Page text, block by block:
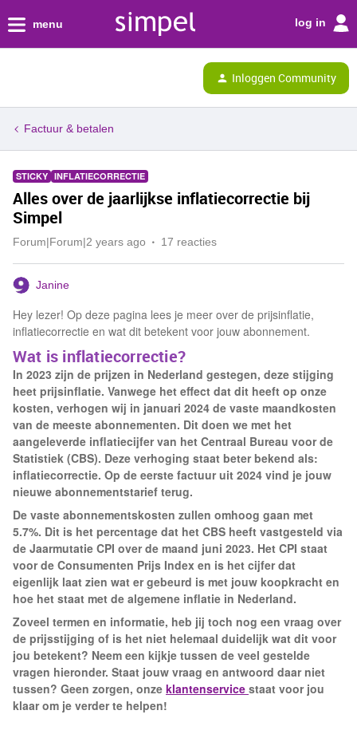
menu log in
Inloggen Community
Factuur & betalen
STICKY INFLATIECORRECTIE
Alles over de jaarlijkse inflatiecorrectie bij
Simpel
Forum|Forum|2 years ago 17 reacties
Janine
Hey lezer! Op deze pagina lees je meer over de prijsinflatie,
inflatiecorrectie en wat dit betekent voor jouw abonnement.
Wat is inflatiecorrectie?
In 2023 zijn de prijzen in Nederland gestegen, deze stijging
heet prijsinflatie. Vanwege het effect dat dit heeft op onze
kosten, verhogen wij in januari 2024 de vaste maandkosten
van de meeste abonnementen. Dit doen we met het
aangeleverde inflatiecijfer van het Centraal Bureau voor de
Statistiek (CBS). Deze verhoging staat beter bekend als:
inflatiecorrectie. Op de eerste factuur uit 2024 vind je jouw
nieuwe abonnementstarief terug.
De vaste abonnementskosten zullen omhoog gaan met
5.7%. Dit is het percentage dat het CBS heeft vastgesteld via
de Jaarmutatie CPI over de maand juni 2023. Het CPI staat
voor de Consumenten Prijs Index en is het cijfer dat
eigenlijk laat zien wat er gebeurd is met jouw koopkracht en
hoe het staat met de algemene inflatie in Nederland.
Zoveel termen en informatie, heb jij toch nog een vraag over
de prijsstijging of is het niet helemaal duidelijk wat dit voor
jou betekent? Neem een kijkje tussen de veel gestelde
vragen hieronder. Staat jouw vraag en antwoord daar niet
tussen? Geen zorgen, onze klantenservice staat voor jou
klaar om je verder te helpen!